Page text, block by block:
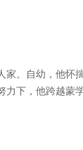
。自幼，他
下，他跨越
刺痛了他的双